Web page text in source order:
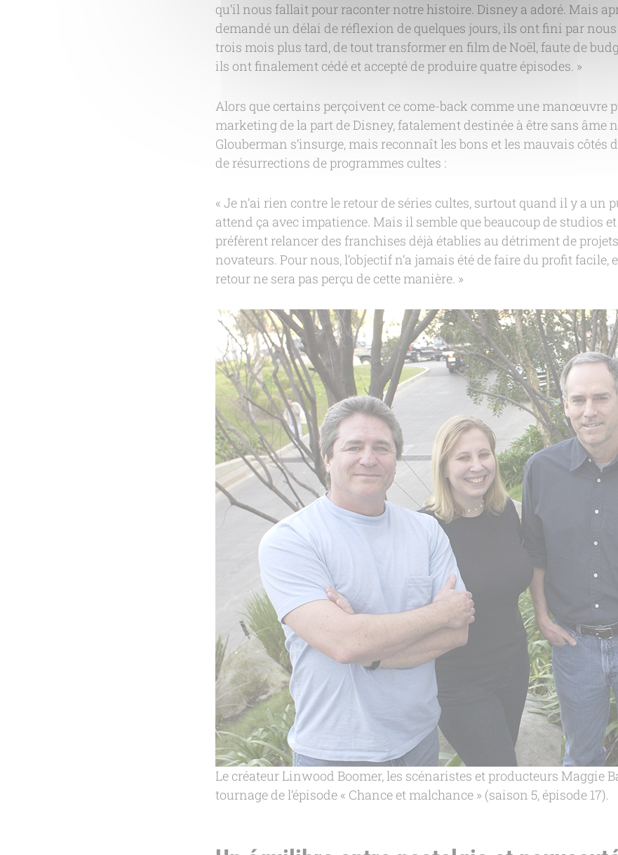
qu’il nous fallait pour raconter notre histoire. Disney a adoré. Mais
demandé un délai de réflexion de quelques jours, ils ont fini par nous
trois mois plus tard, de tout transformer en film de Noël, faute de
ils ont finalement cédé et accepté de produire quatre épisodes. »
Alors que certains perçoivent ce come-back comme une manœuvre
marketing de la part de Disney, fatalement destinée à être sans âme
Glouberman s’insurge, mais reconnaît les bons et les mauvais côtés
de résurrections de programmes cultes :
« Je n’ai rien contre le retour de séries cultes, surtout quand il y a un
attend ça avec impatience. Mais il semble que beaucoup de studios
préfèrent relancer des franchises déjà établies au détriment de
novateurs. Pour nous, l’objectif n’a jamais été de faire du profit facile,
retour ne sera pas perçu de cette manière. »
Le créateur Linwood Boomer, les scénaristes et producteurs Maggie
tournage de l’épisode « Chance et malchance » (saison 5, épisode 17).